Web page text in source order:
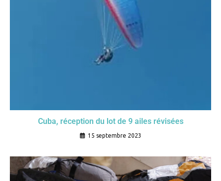
Cuba, réception du lot de 9 ailes révisées
15 septembre 2023